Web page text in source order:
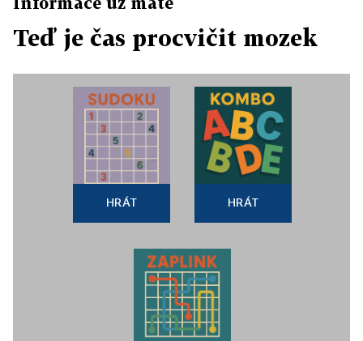
Teď je čas procvičit mozek
HRÁT HRÁT